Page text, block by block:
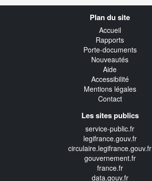
Plan du site
Accueil
Rapports
Porte-documents
Nouveautés
Aide
Accessibilité
Mentions légales
Contact
Les sites publics
service-public.fr
legifrance.gouv.fr
circulaire.legifrance.gouv.fr
gouvernement.fr
france.fr
data.gouv.fr